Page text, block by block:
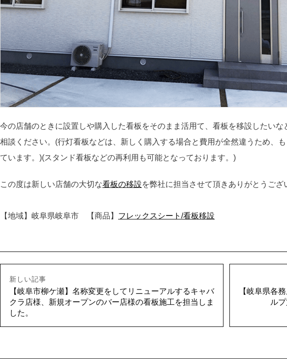
今の店舗のときに設置しや購入した看板をそのまま活用て、看板を移設したい
相談ください。(行灯看板などは、新しく購入する場合と費用が全然違うため、
ています。)(スタンド看板などの再利用も可能となっております。)
この度は新しい店舗の大切な看板の移設を弊社に担当させて頂きありがとうござ
【地域】岐阜県岐阜市 【商品】 フレックスシート/看板移設
新しい記事
【岐阜市柳ケ瀬】名称変更をしてリニューアルするキャバ
クラ店様、新規オープンのバー店様の看板施工を担当しま
した。
【岐阜県各
ル